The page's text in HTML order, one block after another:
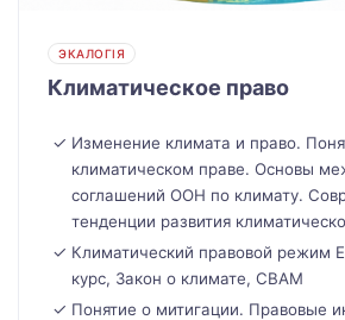
ЭКАЛОГІЯ
Климатическое право
Изменение климата и право.
климатическом праве. Основы
соглашений ООН по климату.
тенденции развития
Климатический правовой режим
курс, Закон о климате, СВАМ
Понятие о митигации. Правовые